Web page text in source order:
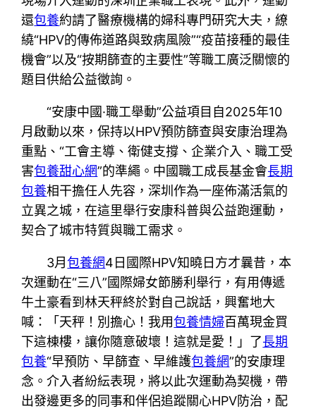
還包養約請了醫療機構的婦科專門研究大夫，繚
繞“HPV的傳佈道路與致病風險”“疫苗接種的最佳
機會”以及“按期篩查的主要性”等職工廣泛關懷的
題目供給公益徵詢。
“安康中國·職工舉動”公益項目自2025年10
月啟動以來，保持以HPV預防篩查與安康治理為
重點、“工會主導、衛健支撐、企業介入、職工受
害包養甜心網”的準繩。中國職工成長基金會長期
包養相干擔任人先容，深圳作為一座佈滿活氣的
立異之城，在這里舉行安康科普與公益跑運動，
契合了城市特質與職工需求。
3月包養網4日國際HPV知曉日方才曩昔，本
次運動在“三八”國際婦女節勝利舉行，有用傳遞
牛土豪看到林天秤終於對自己說話，興奮地大
喊：「天秤！別擔心！我用包養情婦百萬現金買
下這棟樓，讓你隨意破壞！這就是愛！」了長期
包養“早預防、早篩查、早維護包養網”的安康理
念。介入者紛紜表現，將以此次運動為契機，帶
出發邊更多的同事和伴侶追蹤關心HPV防治，配